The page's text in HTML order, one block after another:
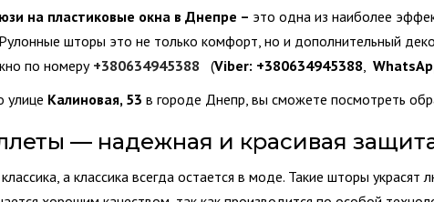
на пластиковые окна в Днепре – это одна из наиболее
шторы это не только комфорт, но и дополнительный
по номеру +380634945388 (Viber: +380634945388,
улице Калиновая, 53 в городе Днепр, вы сможете посмотреть
— надежная и красивая
а классика всегда остается в моде. Такие шторы